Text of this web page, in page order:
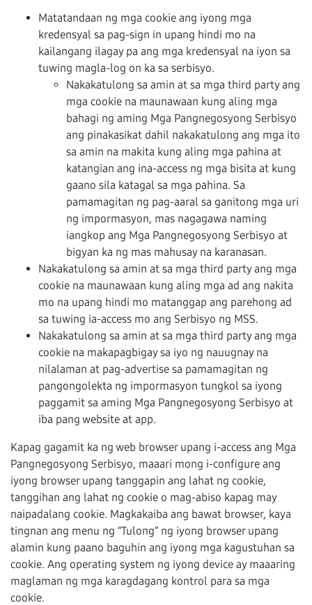
Matatandaan ng mga cookie ang iyong mga
kredensyal sa pag-sign in upang hindi mo na
kailangang ilagay pa ang mga kredensyal na iyon sa
tuwing magla-log on ka sa serbisyo.
Nakakatulong sa amin at sa mga third party ang
mga cookie na maunawaan kung aling mga
bahagi ng aming Mga Pangnegosyong Serbisyo
ang pinakasikat dahil nakakatulong ang mga ito
sa amin na makita kung aling mga pahina at
katangian ang ina-access ng mga bisita at kung
gaano sila katagal sa mga pahina. Sa
pamamagitan ng pag-aaral sa ganitong mga uri
ng impormasyon, mas nagagawa naming
iangkop ang Mga Pangnegosyong Serbisyo at
bigyan ka ng mas mahusay na karanasan.
Nakakatulong sa amin at sa mga third party ang mga
cookie na maunawaan kung aling mga ad ang nakita
mo na upang hindi mo matanggap ang parehong ad
sa tuwing ia-access mo ang Serbisyo ng MSS.
Nakakatulong sa amin at sa mga third party ang mga
cookie na makapagbigay sa iyo ng nauugnay na
nilalaman at pag-advertise sa pamamagitan ng
pangongolekta ng impormasyon tungkol sa iyong
paggamit sa aming Mga Pangnegosyong Serbisyo at
iba pang website at app.
Kapag gagamit ka ng web browser upang i-access ang Mga
Pangnegosyong Serbisyo, maaari mong i-configure ang
iyong browser upang tanggapin ang lahat ng cookie,
tanggihan ang lahat ng cookie o mag-abiso kapag may
naipadalang cookie. Magkakaiba ang bawat browser, kaya
tingnan ang menu ng “Tulong” ng iyong browser upang
alamin kung paano baguhin ang iyong mga kagustuhan sa
cookie. Ang operating system ng iyong device ay maaaring
maglaman ng mga karagdagang kontrol para sa mga
cookie.